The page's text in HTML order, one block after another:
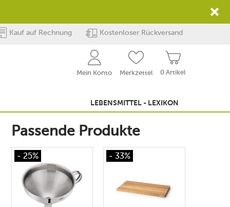
Kauf auf Rechnung Kostenloser Rückversand
0 Artikel
Mein Konto Merkzettel
LEBENSMITTEL - LEXIKON
Passende Produkte
- 25% - 33%